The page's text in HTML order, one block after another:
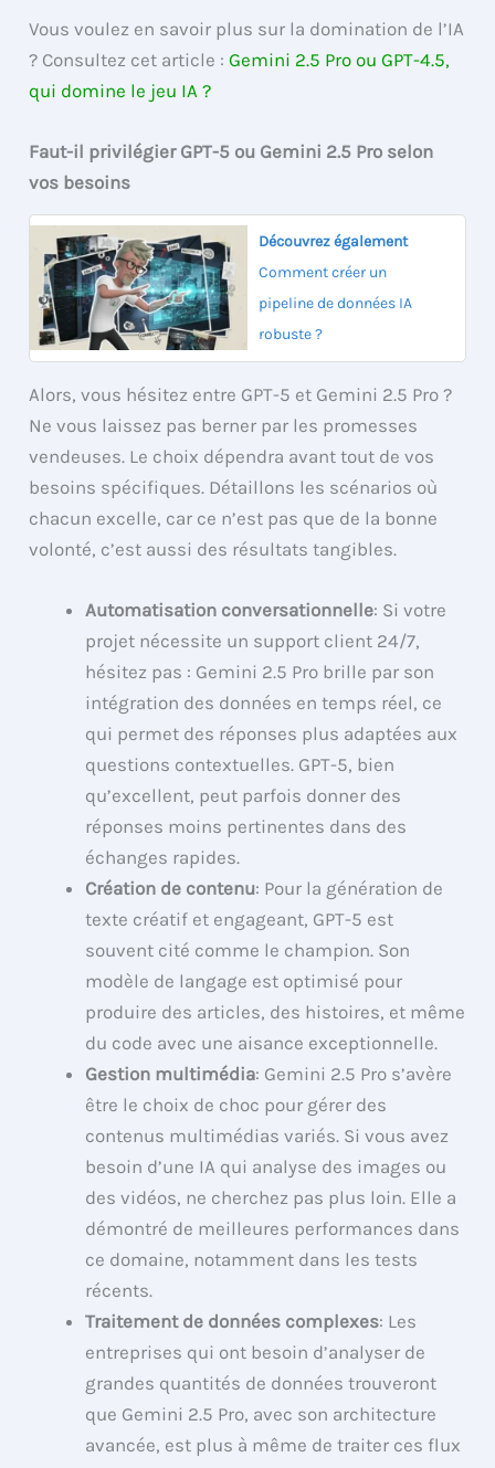
Vous voulez en savoir plus sur la domination de l’IA
? Consultez cet article :Gemini 2.5 Pro ou GPT-4.5,
qui domine le jeu IA ?
Faut-il privilégier GPT-5 ou Gemini 2.5 Pro selon
vos besoins
Découvrez également
Comment créer un
pipeline de données IA
robuste ?
Alors, vous hésitez entre GPT-5 et Gemini 2.5 Pro ?
Ne vous laissez pas berner par les promesses
vendeuses. Le choix dépendra avant tout de vos
besoins spécifiques. Détaillons les scénarios où
chacun excelle, car ce n’est pas que de la bonne
volonté, c’est aussi des résultats tangibles.
Automatisation conversationnelle: Si votre
projet nécessite un support client 24/7,
hésitez pas : Gemini 2.5 Pro brille par son
intégration des données en temps réel, ce
qui permet des réponses plus adaptées aux
questions contextuelles. GPT-5, bien
qu’excellent, peut parfois donner des
réponses moins pertinentes dans des
échanges rapides.
Création de contenu: Pour la génération de
texte créatif et engageant, GPT-5 est
souvent cité comme le champion. Son
modèle de langage est optimisé pour
produire des articles, des histoires, et même
du code avec une aisance exceptionnelle.
Gestion multimédia: Gemini 2.5 Pro s’avère
être le choix de choc pour gérer des
contenus multimédias variés. Si vous avez
besoin d’une IA qui analyse des images ou
des vidéos, ne cherchez pas plus loin. Elle a
démontré de meilleures performances dans
ce domaine, notamment dans les tests
récents.
Traitement de données complexes: Les
entreprises qui ont besoin d’analyser de
grandes quantités de données trouveront
que Gemini 2.5 Pro, avec son architecture
avancée, est plus à même de traiter ces flux